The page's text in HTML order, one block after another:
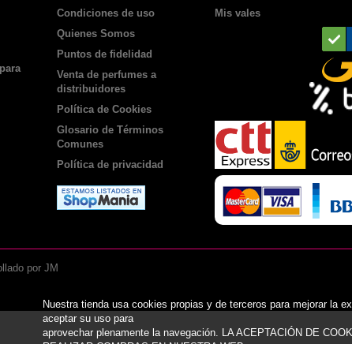
Condiciones de uso
Quienes Somos
Puntos de fidelidad
Venta de perfumes a
distribuidores
Política de Cookies
Glosario de Términos
Comunes
Política de privacidad
por JM
Mis vales
Nuestra tienda usa cookies propias y de terceros para mejorar la
aceptar su uso para
aprovechar plenamente la navegación. LA ACEPTACIÓN DE